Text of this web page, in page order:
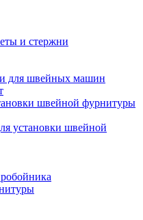
и стержни
для швейных машин
швейной фурнитуры
установки швейной